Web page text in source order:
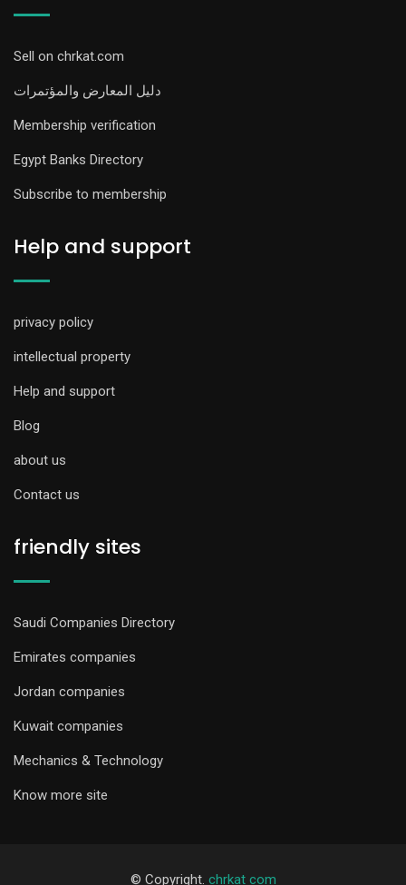
Sell on chrkat.com
دليل المعارض والمؤتمرات
Membership verification
Egypt Banks Directory
Subscribe to membership
Help and support
privacy policy
intellectual property
Help and support
Blog
about us
Contact us
friendly sites
Saudi Companies Directory
Emirates companies
Jordan companies
Kuwait companies
Mechanics & Technology
Know more site
© Copyright. chrkat com